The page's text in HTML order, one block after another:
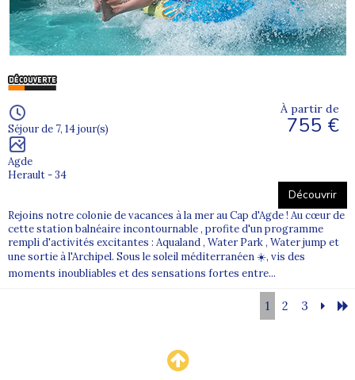
Séjour de 7, 14 jour(s)
Agde
Herault - 34
À partir de
755 €
Découvrir
Rejoins notre colonie de vacances à la mer au Cap d'Agde ! Au cœur de
cette station balnéaire incontournable , profite d'un programme
rempli d'activités excitantes : Aqualand , Water Park , Water jump et
une sortie à l'Archipel. Sous le soleil méditerranéen ☀️, vis des
moments inoubliables et des sensations fortes entre...
1 2 3